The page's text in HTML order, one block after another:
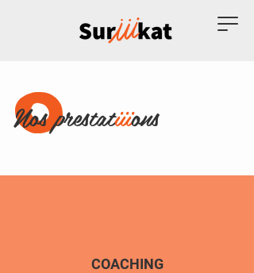
Nos prestatiiions
COACHING